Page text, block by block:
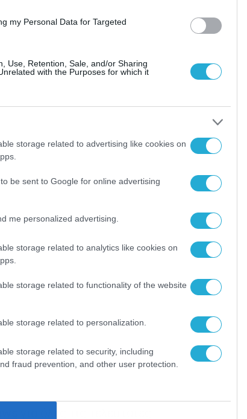
my Personal Data for Targeted
Use, Retention, Sale, and/or Sharing
with the Purposes for which it
storage related to advertising like cookies on
be sent to Google for online advertising
me personalized advertising.
storage related to analytics like cookies on
storage related to functionality of the website
storage related to personalization.
storage related to security, including
fraud prevention, and other user protection.